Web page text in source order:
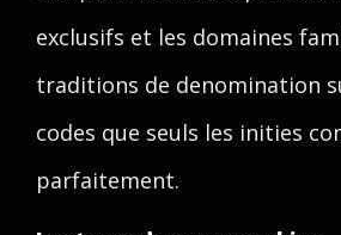
exclusifs et les domaines
traditions de denomination
codes que seuls les inities
parfaitement.